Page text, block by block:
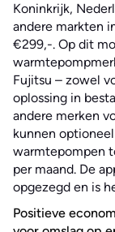
Koninkrijk,
andere markten
€299,-. Op dit
Fujitsu – zowel
oplossing in
andere merken
kunnen
warmtepompen
per maand. De
opgezegd en is
Positieve